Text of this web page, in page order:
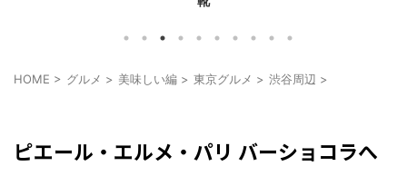
HOME > グルメ > 美味しい編 > 東京グルメ > 渋谷周辺 >
ピエール・エルメ・パリ バーショコラへ